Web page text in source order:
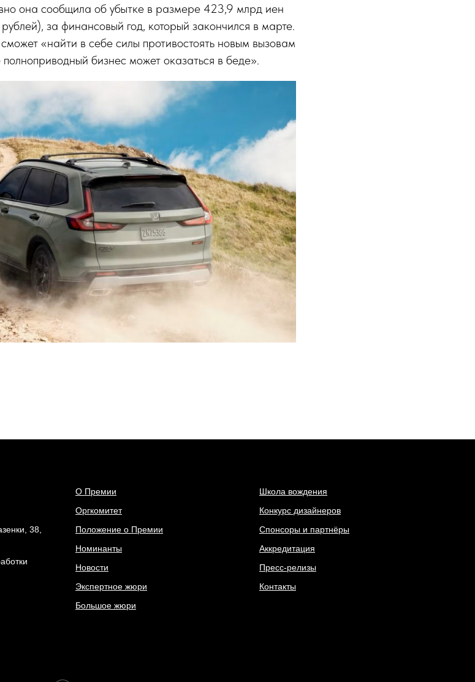
она сообщила об убытке в размере 423,9 млрд иен
за финансовый год, который закончился в марте.
«найти в себе силы противостоять новым вызовам
бизнес может оказаться в беде».
38,
О Премии
Оргкомитет
Положение о Премии
Номинанты
Новости
Экспертное жюри
Большое жюри
Школа вождения
Конкурс дизайнеров
Спонсоры и партнёры
Аккредитация
Пресс-релизы
Контакты